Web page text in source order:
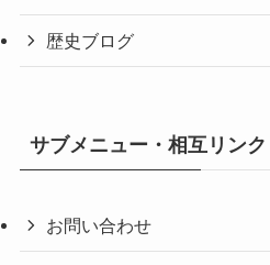
歴史ブログ
サブメニュー・相互リンク
お問い合わせ